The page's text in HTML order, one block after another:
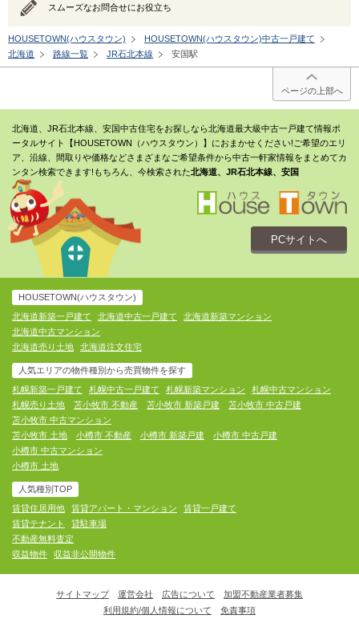
スムーズなお問合せにお役立ち
HOUSETOWN(ハウスタウン)
HOUSETOWN(ハウスタウン)中古一戸建て
北海道
路線一覧 JR石北本線 安国駅
ページの上部へ
北海道、JR石北本線、安国中古住宅をお探しなら北海道最大級中古一戸建て情報ポ
ータルサイト【HOUSETOWN（ハウスタウン）】におまかせください!ご希望のエリ
ア、沿線、間取りや価格などさまざまなご希望条件から中古一軒家情報をまとめてカ
ンタン検索できます!もちろん、今検索された北海道、JR石北本線、安国
PCサイトへ
HOUSETOWN(ハウスタウン)
北海道新築一戸建て
北海道中古一戸建て
北海道新築マンション
北海道中古マンション
北海道売り土地
北海道注文住宅
人気エリアの物件種別から売買物件を探す
札幌新築一戸建て
札幌中古一戸建て 札幌新築マンション
札幌中古マンション
札幌売り土地
苫小牧市 不動産 苫小牧市 新築戸建
苫小牧市 中古戸建
苫小牧市 中古マンション
苫小牧市 土地
小樽市 不動産 小樽市 新築戸建
小樽市 中古戸建
小樽市 中古マンション
小樽市 土地
人気種別TOP
賃貸住居用他
賃貸アパート・マンション
賃貸一戸建て
賃貸テナント
貸駐車場
不動産無料査定
収益物件
収益非公開物件
サイトマップ 運営会社 広告について
加盟不動産業者募集
利用規約/個人情報について
免責事項